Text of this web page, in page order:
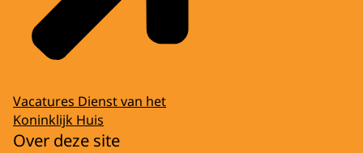
Vacatures Dienst van het
Koninklijk Huis
Over deze site